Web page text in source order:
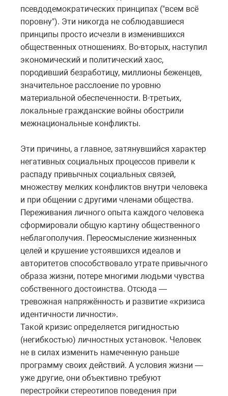
псевдодемократических принципах ("всем всё
поровну"). Эти никогда не соблюдавшиеся
принципы просто исчезли в изменившихся
общественных отношениях. Во-вторых, наступил
экономический и политический хаос,
породивший безработицу, миллионы беженцев,
значительное расслоение по уровню
материальной обеспеченности. В-третьих,
локальные гражданские войны обострили
межнациональные конфликты.
Эти причины, а главное, затянувшийся характер
негативных социальных процессов привели к
распаду привычных социальных связей,
множеству мелких конфликтов внутри человека
и при общении с другими членами общества.
Переживания личного опыта каждого человека
сформировали общую картину общественного
неблагополучия. Переосмысление жизненных
целей и крушение устоявшихся идеалов и
авторитетов способствовало утрате привычного
образа жизни, потере многими людьми чувства
собственного достоинства. Отсюда —
тревожная напряжённость и развитие «кризиса
идентичности личности».
Такой кризис определяется ригидностью
(негибкостью) личностных установок. Человек
не в силах изменить намеченную раньше
программу своих действий. А условия жизни —
уже другие, они объективно требуют
перестройки стереотипов поведения при